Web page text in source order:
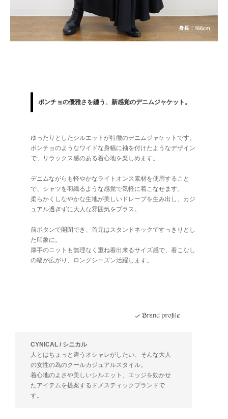
ポンチョの優雅さを纏う、新感覚のデニムジャケット。
ゆったりとしたシルエットが特徴のデニムジャケットです。
ポンチョのようなワイドな身幅に袖を付けたようなデザイン
で、リラックス感のある着心地を楽しめます。
デニムながらも軽やかなライトオンス素材を使用すること
で、シャツを羽織るような感覚で気軽に着こなせます。
柔らかくしなやかな生地が美しいドレープを生み出し、カジ
ュアル過ぎずに大人な雰囲気をプラス。
前ボタンで開閉でき、首元はスタンドネックですっきりとし
た印象に。
厚手のニットも無理なく重ね着出来るサイズ感で、着こなし
の幅が広がり、ロングシーズン活躍します。
CYNICAL / シニカル
人とはちょっと違うオシャレがしたい、そんな大人
の女性の為のクールカジュアルスタイル。
着心地のよさや美しいシルエット、エッジを効かせ
たアイテムを提案するドメスティックブランドで
す。